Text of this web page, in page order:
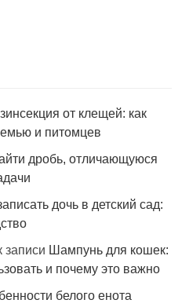
от клещей: как
и питомцев
дробь, отличающуюся
дочь в детский сад:
записи Шампунь для кошек:
и почему это важно
белого енота